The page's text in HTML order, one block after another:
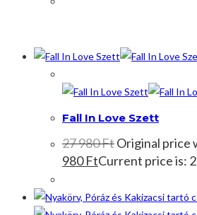
Fall In Love Szett
27 980FtOriginal price
980FtCurrent price is: